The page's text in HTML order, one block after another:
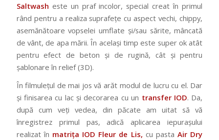
Saltwash este un praf incolor, special creat în primul
rând pentru a realiza suprafețe cu aspect vechi, chippy,
asemănătoare vopselei umflate și/sau sărite, mâncată
de vânt, de apa mării. În același timp este super ok atât
pentru efect de beton și de rugină, cât și pentru
șablonare în relief (3D).
În filmulețul de mai jos vă arăt modul de lucru cu el. Dar
și finisarea cu lac și decorarea cu un transfer IOD. Da,
după cum veți vedea, din păcate am uitat să vă
înregistrez primul pas, adică aplicarea iepurașului
realizat în matrița IOD Fleur de Lis, cu pastaAir Dry